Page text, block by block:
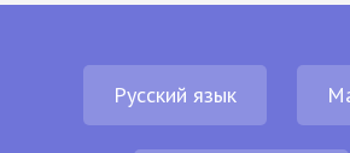
Русский язык